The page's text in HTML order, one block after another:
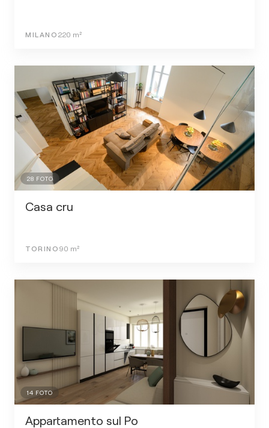
MILANO 220 m²
28 FOTO
Casa cru
TORINO 90 m²
14 FOTO
Appartamento sul Po